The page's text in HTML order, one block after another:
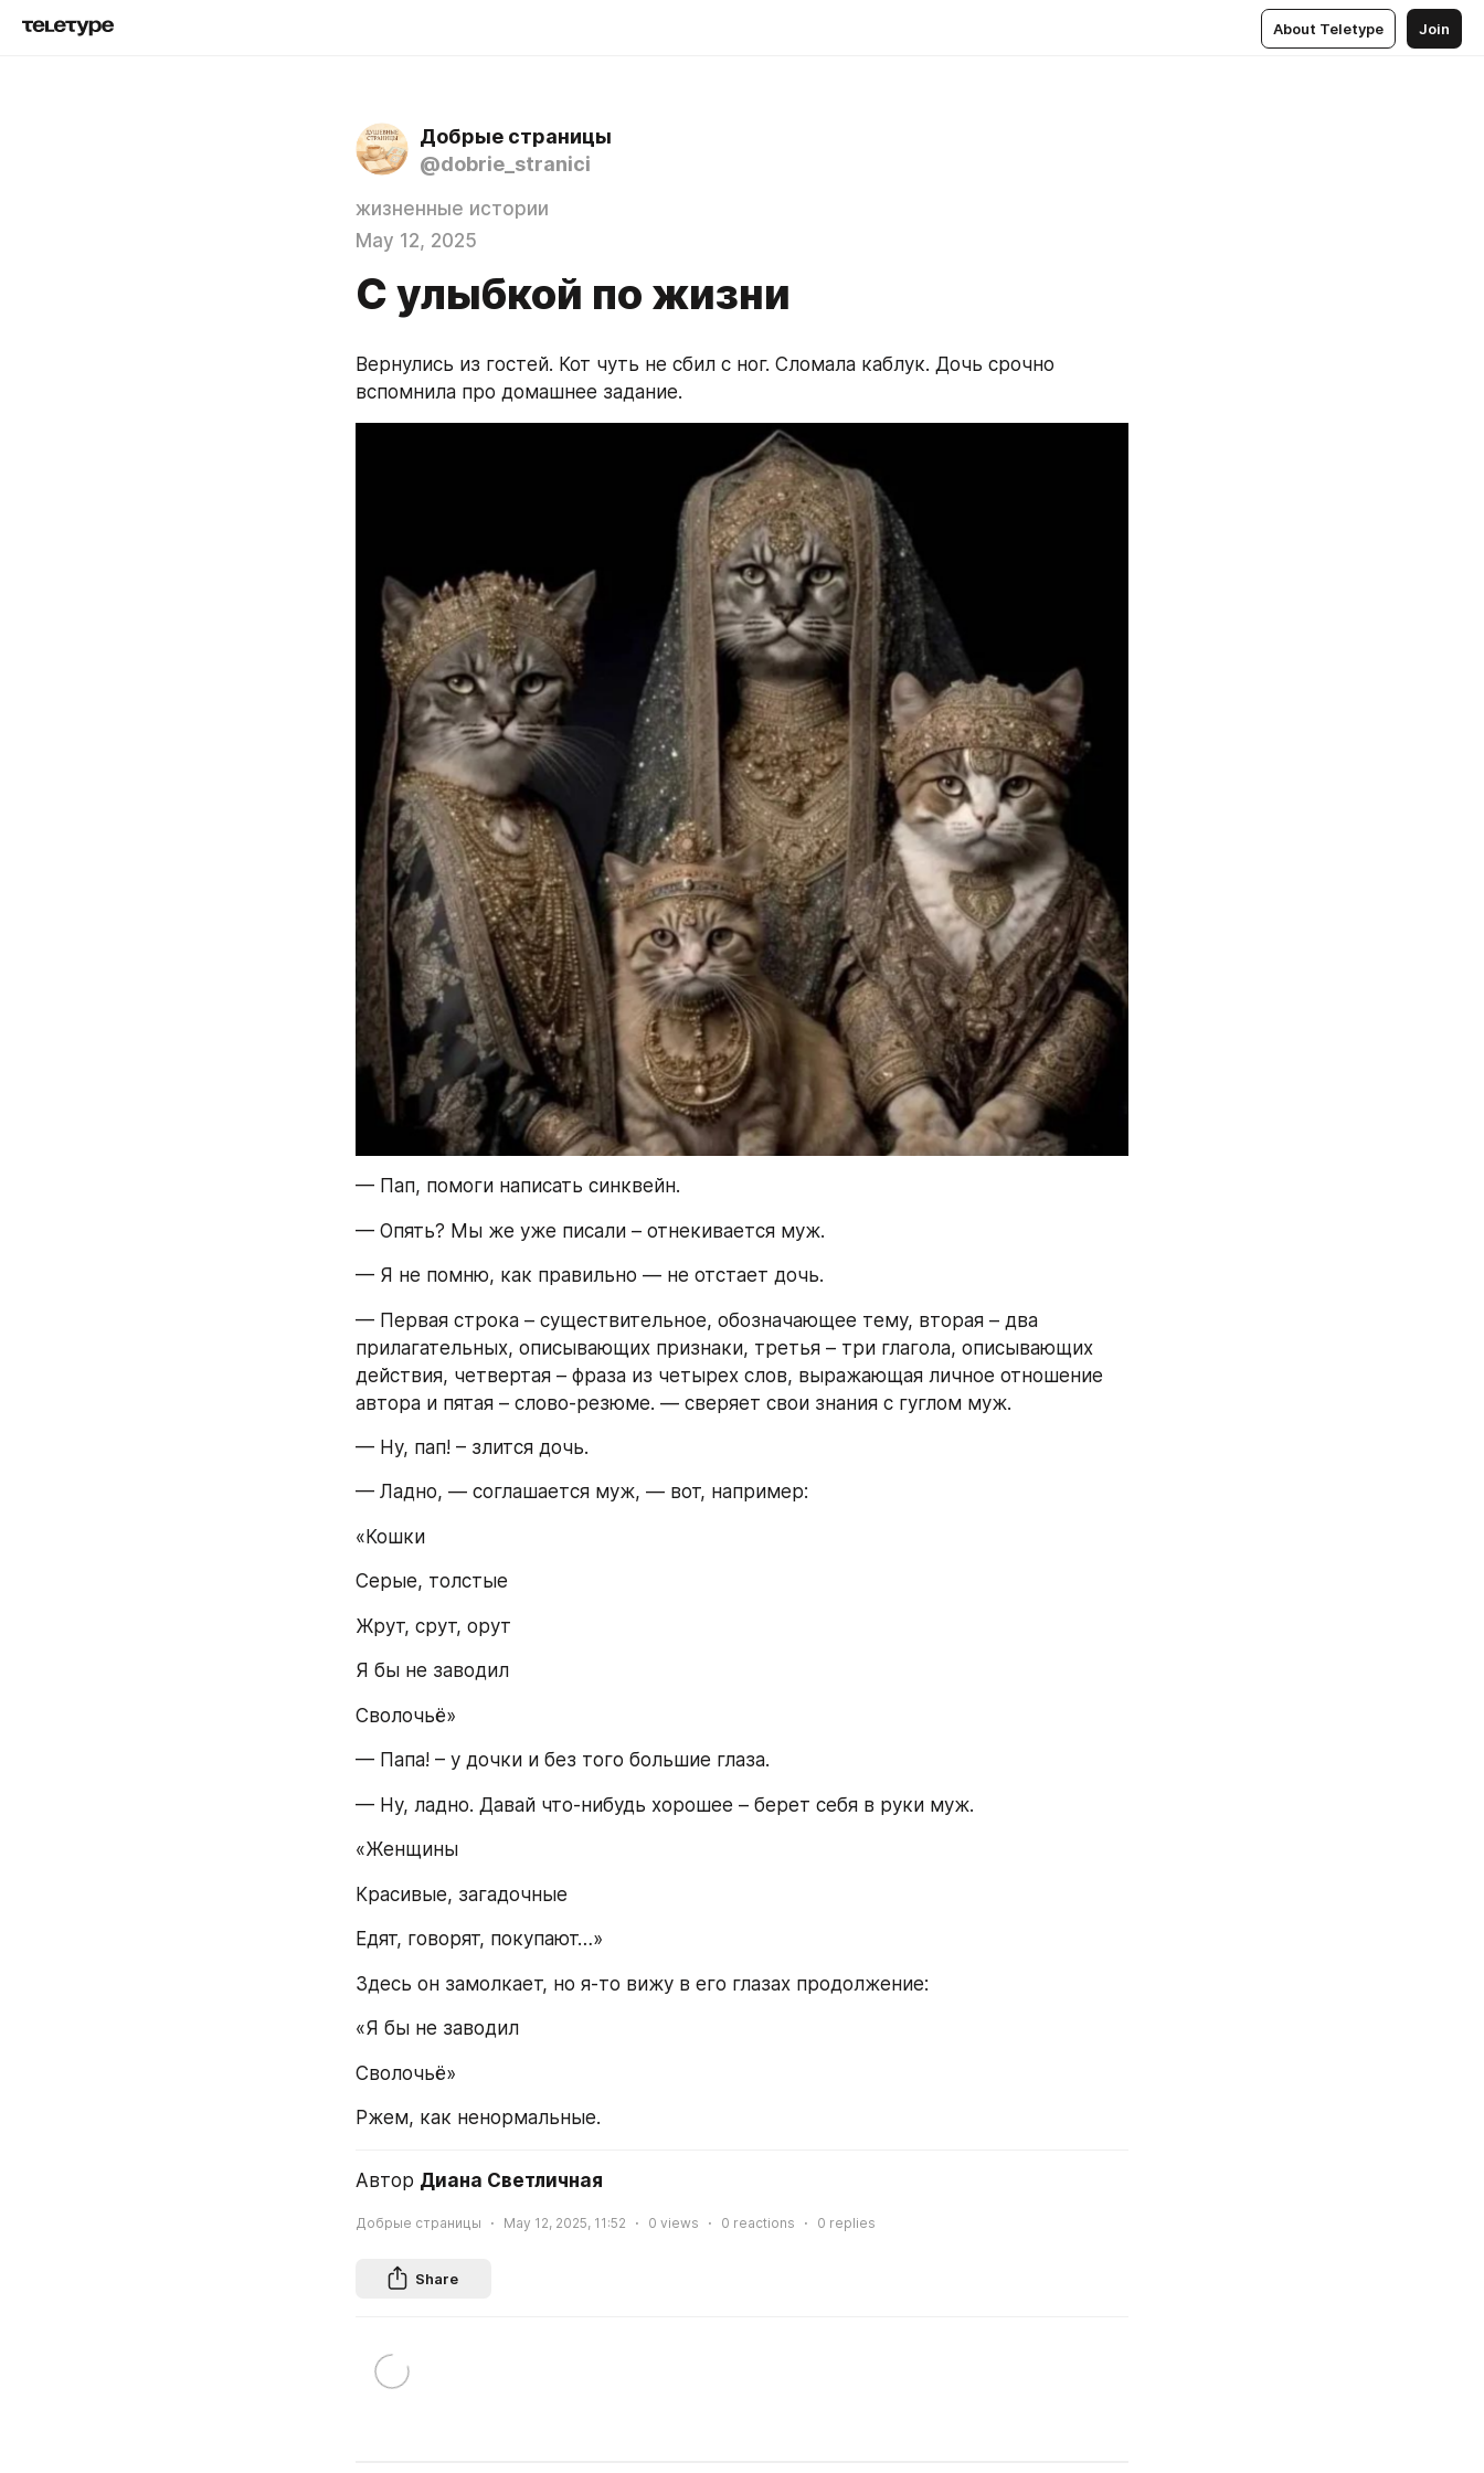
About Teletype Join
Добрые страницы
@dobrie_stranici
жизненные истории
May 12, 2025
С улыбкой по жизни
Вернулись из гостей. Кот чуть не сбил с ног. Сломала каблук. Дочь срочно
вспомнила про домашнее задание.
— Пап, помоги написать синквейн.
— Опять? Мы же уже писали – отнекивается муж.
— Я не помню, как правильно — не отстает дочь.
— Первая строка – существительное, обозначающее тему, вторая – два
прилагательных, описывающих признаки, третья – три глагола, описывающих
действия, четвертая – фраза из четырех слов, выражающая личное отношение
автора и пятая – слово-резюме. — сверяет свои знания с гуглом муж.
— Ну, пап! – злится дочь.
— Ладно, — соглашается муж, — вот, например:
«Кошки
Серые, толстые
Жрут, срут, орут
Я бы не заводил
Сволочьё»
— Папа! – у дочки и без того большие глаза.
— Ну, ладно. Давай что-нибудь хорошее – берет себя в руки муж.
«Женщины
Красивые, загадочные
Едят, говорят, покупают…»
Здесь он замолкает, но я-то вижу в его глазах продолжение:
«Я бы не заводил
Сволочьё»
Ржем, как ненормальные.
Автор Диана Светличная
Добрые страницы May 12, 2025, 11:52 0 views 0 reactions 0 replies
Share